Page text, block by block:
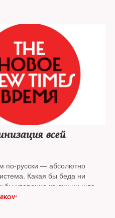
всей
по-русски — абсолютно
Какая бы беда ни
бы уверенно ко дну ни шла
льготы Игорь Сечин,